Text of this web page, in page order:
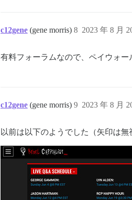
c12gene (gene morris) 2023 年 8 月
8
有料フォーラムなので、ペイウォー
c12gene (gene morris) 2023 年 8 月
9
以前は以下のようでした（矢印は無